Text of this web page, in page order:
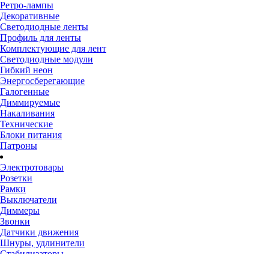
Ретро-лампы
Декоративные
Светодиодные ленты
Профиль для ленты
Комплектующие для лент
Светодиодные модули
Гибкий неон
Энергосберегающие
Галогенные
Диммируемые
Накаливания
Технические
Блоки питания
Патроны
Электротовары
Розетки
Рамки
Выключатели
Диммеры
Звонки
Датчики движения
Шнуры, удлинители